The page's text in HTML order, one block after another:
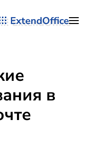
ExtendOffice
в